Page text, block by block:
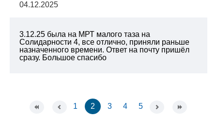
04.12.2025
3.12.25 была на МРТ малого таза на
Солидарности 4, все отлично, приняли раньше
назначенного времени. Ответ на почту пришёл
сразу. Большое спасибо
1 2 3 4 5